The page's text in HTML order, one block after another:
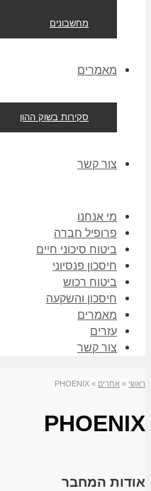
מחשבונים
מאמרים
סקירות בשוק ההון
צור קשר
מי אנחנו
פרופיל חברה
ביטוח סיכוני חיים
חיסכון פנסיוני
ביטוח רכוש
חיסכון והשקעה
מאמרים
עזרים
צור קשר
ראשי » אתרים »
PHOENIX
PHOENIX
אודות המחבר